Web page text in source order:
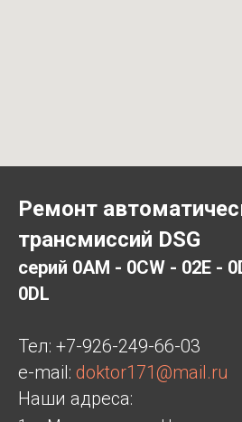
Ремонт
трансмиссий DSG
серий 0AM - 0CW - 02E -
0DL
Тел: +7-926-249-66-03
e-mail: doktor171@mail.ru
Наши адреса: